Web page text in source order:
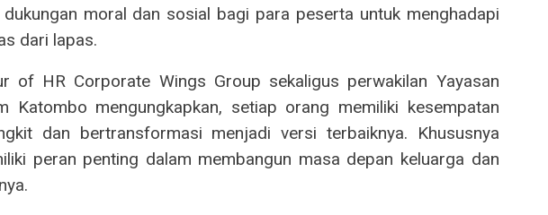
moral dan sosial bagi para peserta untuk menghadapi
dari lapas.
of HR Corporate Wings Group sekaligus perwakilan Yayasan
Katombo mengungkapkan, setiap orang memiliki kesempatan
dan bertransformasi menjadi versi terbaiknya. Khususnya
peran penting dalam membangun masa depan keluarga dan